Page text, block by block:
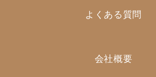
よくある質問
会社概要